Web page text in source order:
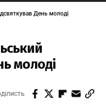
День молоді
молоді